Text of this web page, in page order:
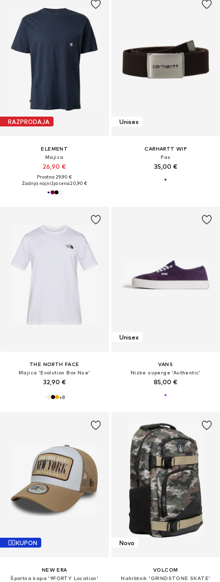
RAZPRODAJA
ELEMENT
Majica
26,90 €
Prvotno: 29,90 €
Zadnja najnižja cena20,90 €
Unisex
CARHARTT WIP
Pas
35,00 €
THE NORTH FACE
Majica 'Evolution Box Nse'
32,90 €
+8
Unisex
VANS
Nizke superge 'Authentic'
85,00 €
KUPON
NEW ERA
Športna kapa '9FORTY Location'
Novo
VOLCOM
Nahrbtnik 'GRINDSTONE SKATE'